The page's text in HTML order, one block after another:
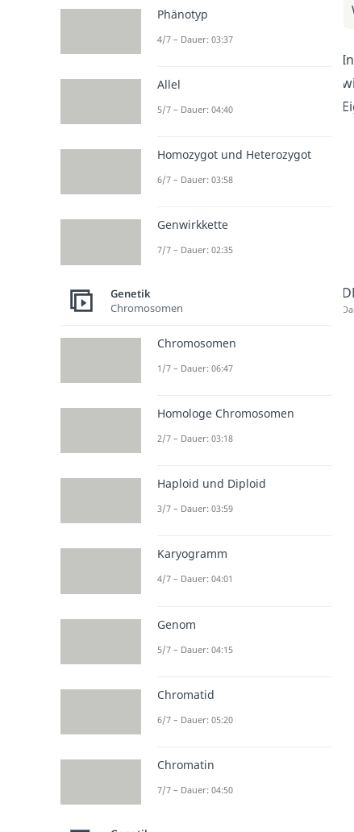
Phänotyp
4/7 – Dauer: 03:37
Allel
5/7 – Dauer: 04:40
Homozygot und Heterozygot
6/7 – Dauer: 03:58
Genwirkkette
7/7 – Dauer: 02:35
Genetik
Chromosomen
Chromosomen
1/7 – Dauer: 06:47
Homologe Chromosomen
2/7 – Dauer: 03:18
Haploid und Diploid
3/7 – Dauer: 03:59
Karyogramm
4/7 – Dauer: 04:01
Genom
5/7 – Dauer: 04:15
Chromatid
6/7 – Dauer: 05:20
Chromatin
7/7 – Dauer: 04:50